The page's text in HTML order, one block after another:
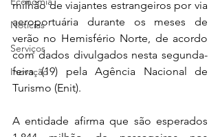
Notícias
Serviços
Inovação
milhão de viajantes estrangeiros por via
aeroportuária durante os meses de
verão no Hemisfério Norte, de acordo
com dados divulgados nesta segunda-
feira (19) pela Agência Nacional de
Turismo (Enit).
A entidade afirma que são esperados